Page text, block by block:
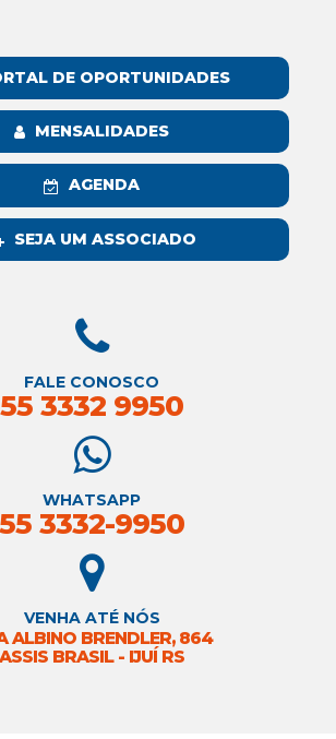
DE OPORTUNIDADES
MENSALIDADES
AGENDA
SEJA UM ASSOCIADO
FALE CONOSCO
55 3332 9950
WHATSAPP
55 3332-9950
VENHA ATÉ NÓS
ALBINO BRENDLER, 864
ASSIS BRASIL - IJUÍ RS